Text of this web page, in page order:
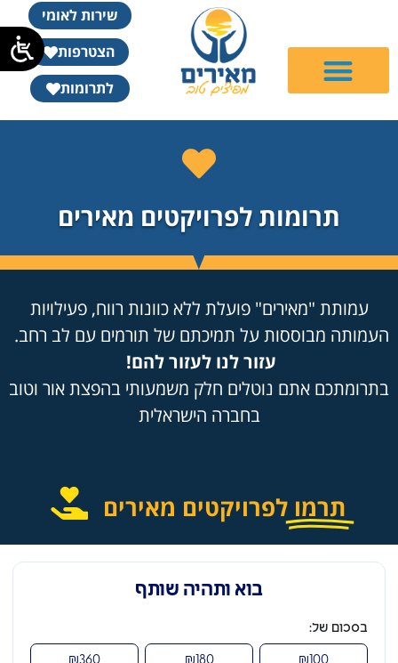
שירות לאומי
הצטרפות
לתרומות
תרומות לפרויקטים מאירים
עמותת "מאירים" פועלת ללא כוונות רווח, פעילויות
העמותה מבוססות על תמיכתם של תורמים עם לב רחב.
עזור לנו לעזור להם!
בתרומתכם אתם נוטלים חלק משמעותי בהפצת אור וטוב
בחברה הישראלית
תרמו לפרויקטים מאירים